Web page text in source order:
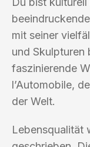
mit seiner
und Skulpturen
faszinierende
l’Automobile,
der Welt.
Lebensqualität